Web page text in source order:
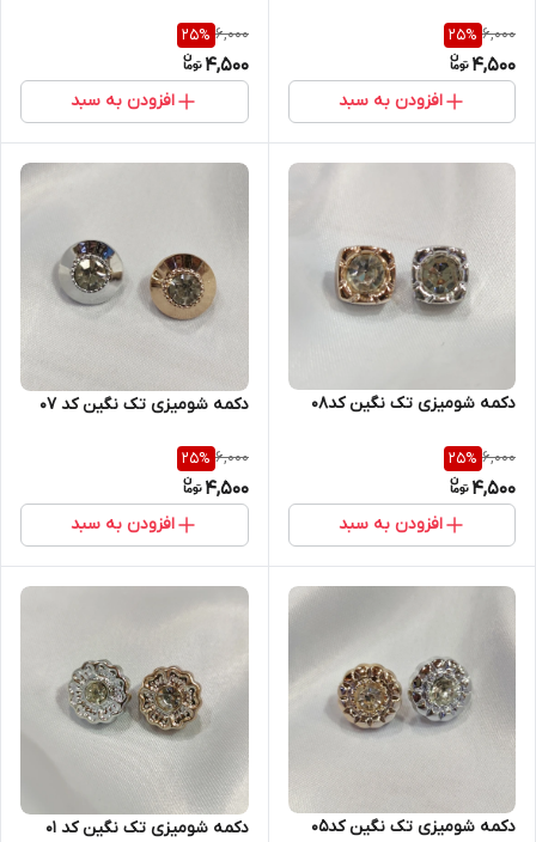
6,000
25%
4,500
افزودن به سبد
6,000
25%
4,500
افزودن به سبد
دکمه شومیزی تک نگین کد۰۸
6,000
25%
4,500
افزودن به سبد
دکمه شومیزی تک نگین کد ۰۷
6,000
25%
4,500
افزودن به سبد
دکمه شومیزی تک نگین کد۰۵ دکمه شومیزی تک نگین کد ۰۱